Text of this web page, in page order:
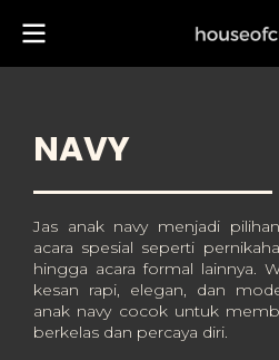
NAVY
Jas anak navy menjadi
acara spesial seperti
hingga acara formal lainnya.
kesan rapi, elegan, dan
anak navy cocok untuk
berkelas dan percaya diri.